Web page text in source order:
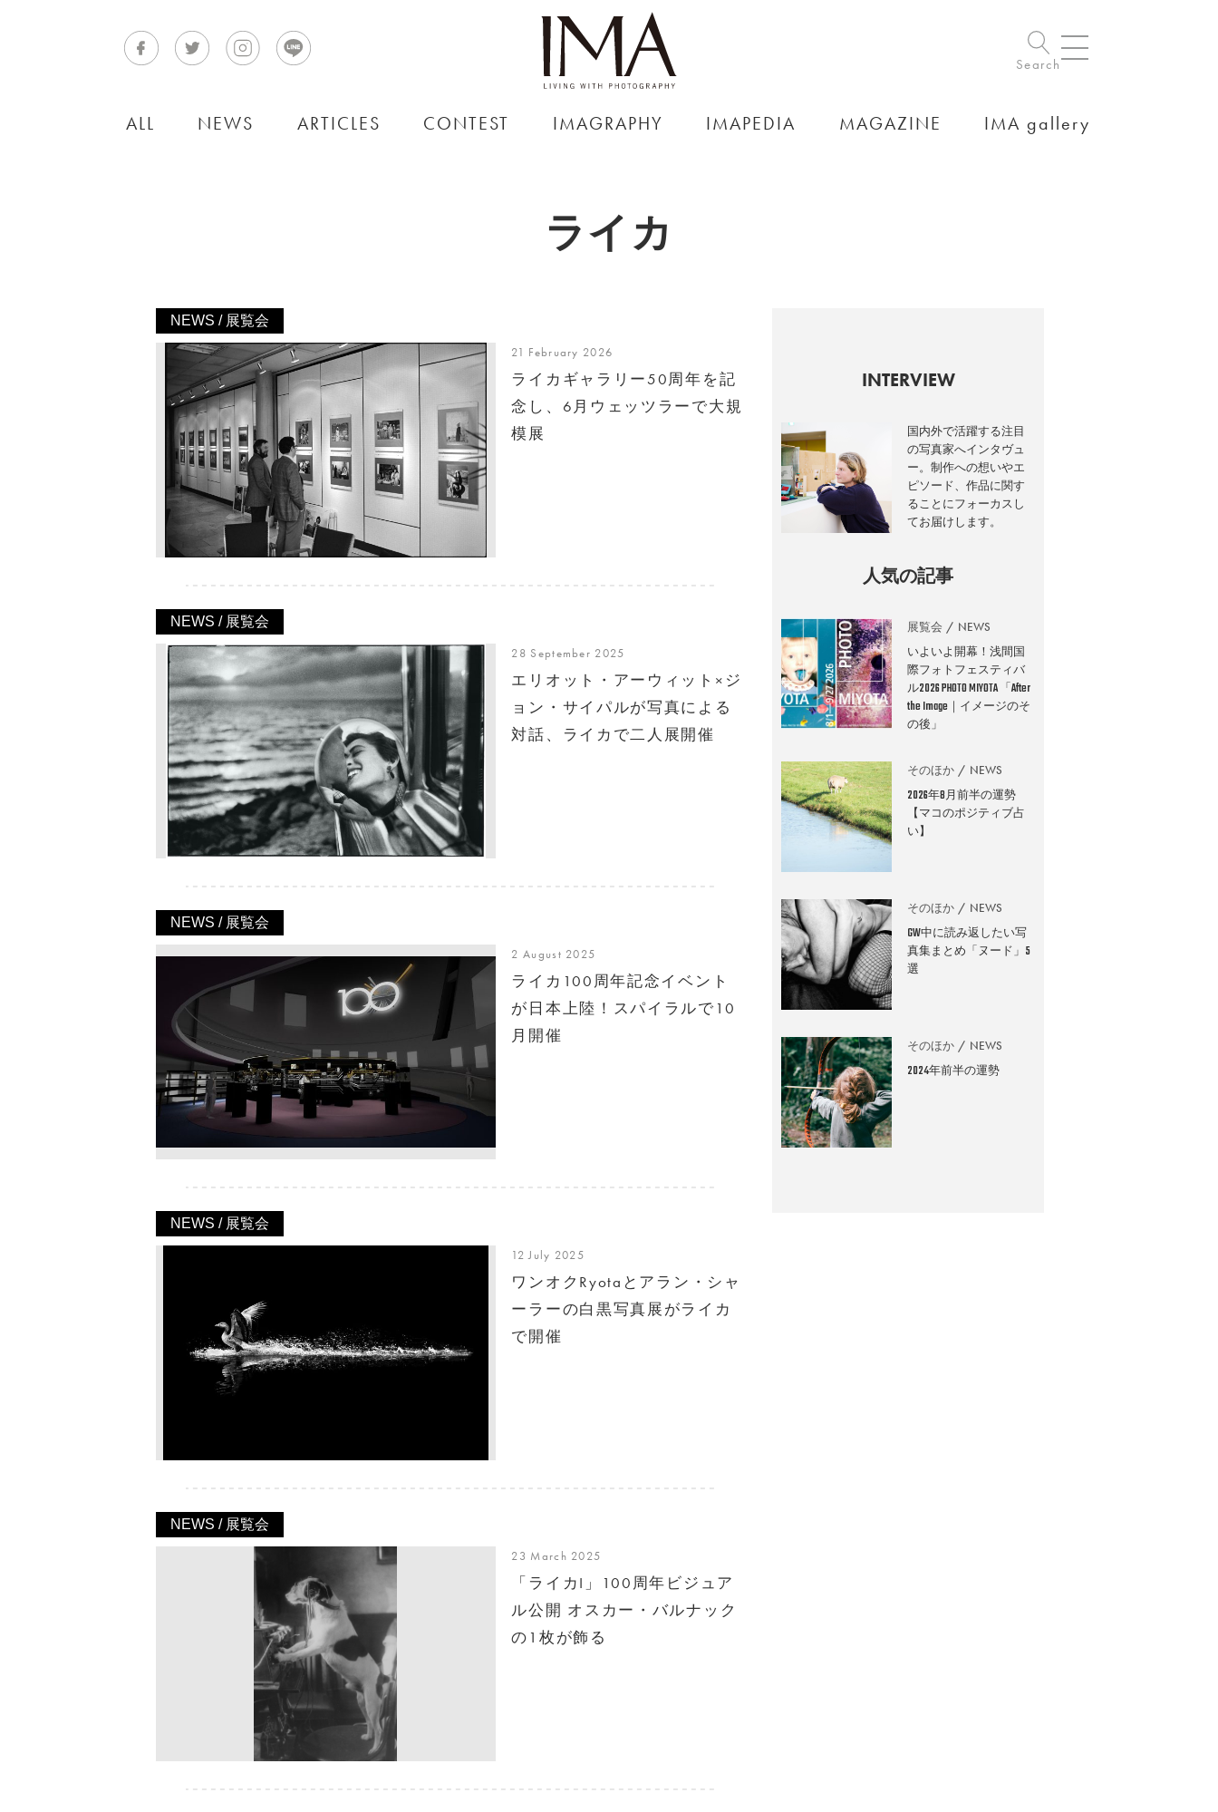
Search
ALL NEWS ARTICLES CONTEST IMAGRAPHY IMAPEDIA MAGAZINE IMA gallery
ライカ
NEWS / 展覧会
21 February 2026
ライカギャラリー50周年を記
念し、6月ウェッツラーで大規
模展
NEWS / 展覧会
28 September 2025
エリオット・アーウィット×ジ
ョン・サイパルが写真による
対話、ライカで二人展開催
NEWS / 展覧会
2 August 2025
ライカ100周年記念イベント
が日本上陸！スパイラルで10
月開催
NEWS / 展覧会
12 July 2025
ワンオクRyotaとアラン・シャ
ーラーの白黒写真展がライカ
で開催
NEWS / 展覧会
23 March 2025
「ライカI」100周年ビジュア
ル公開 オスカー・バルナック
の1枚が飾る
INTERVIEW
国内外で活躍する注目
の写真家へインタヴュ
ー。制作への想いやエ
ピソード、作品に関す
ることにフォーカスし
てお届けします。
人気の記事
展覧会 NEWS
いよいよ開幕！浅間国
際フォトフェスティバ
ル2026 PHOTO MIYOTA 「After
the Image｜イメージのそ
の後」
そのほか NEWS
2026年8月前半の運勢
【マコのポジティブ占
い】
そのほか NEWS
GW中に読み返したい写
真集まとめ「ヌード」5
選
そのほか NEWS
2024年前半の運勢